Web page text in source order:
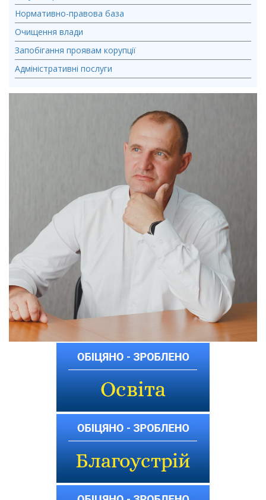
Нормативно-правова база
Очищення влади
Запобігання проявам корупції
Адміністративні послуги